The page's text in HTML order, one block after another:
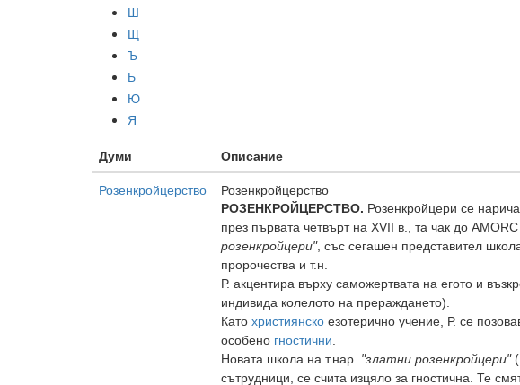
Ш
Щ
Ъ
Ь
Ю
Я
Думи
Описание
Розенкройцерство
Розенкройцерство
РОЗЕНКРОЙЦЕРСТВО. Розенкройцери се
през първата четвърт на XVII в., та чак до
розенкройцери", със сегашен представител
пророчества и т.н.
Р. акцентира върху саможертвата на егото и
индивида колелото на прераждането).
Като християнско езотерично учение, Р. се
особено гностични
Новата школа на т.нар. "златни розенкройцери"
сътрудници, се счита изцяло за гностична. Те